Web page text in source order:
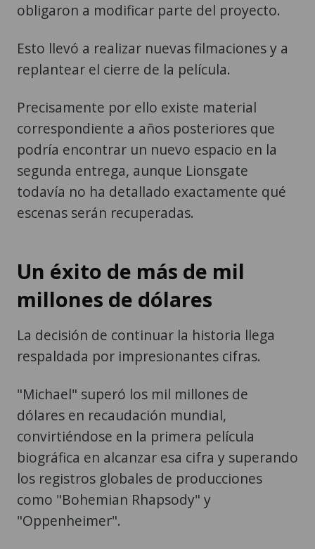
obligaron a modificar parte del proyecto.
Esto llevó a realizar nuevas filmaciones y a
replantear el cierre de la película.
Precisamente por ello existe material
correspondiente a años posteriores que
podría encontrar un nuevo espacio en la
segunda entrega, aunque Lionsgate
todavía no ha detallado exactamente qué
escenas serán recuperadas.
Un éxito de más de mil
millones de dólares
La decisión de continuar la historia llega
respaldada por impresionantes cifras.
"Michael" superó los mil millones de
dólares en recaudación mundial,
convirtiéndose en la primera película
biográfica en alcanzar esa cifra y superando
los registros globales de producciones
como "Bohemian Rhapsody" y
"Oppenheimer".